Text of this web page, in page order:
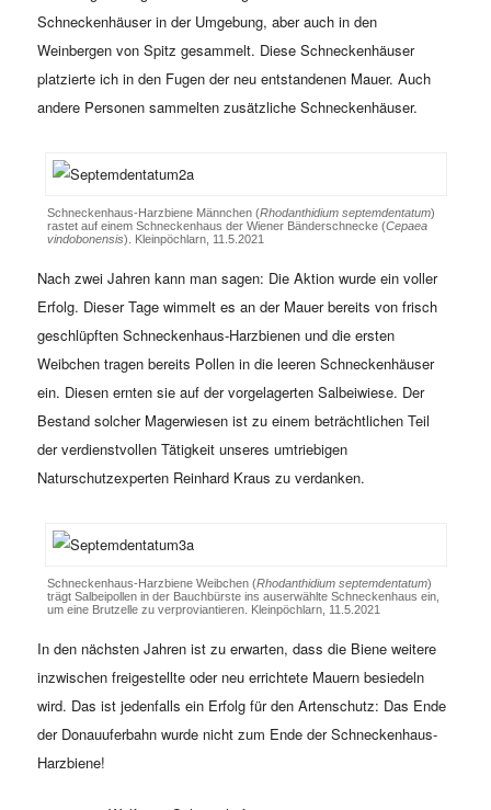
Schneckenhäuser in der Umgebung, aber auch in den
Weinbergen von Spitz gesammelt. Diese Schneckenhäuser
platzierte ich in den Fugen der neu entstandenen Mauer. Auch
andere Personen sammelten zusätzliche Schneckenhäuser.
Schneckenhaus-Harzbiene Männchen (Rhodanthidium septemdentatum)
rastet auf einem Schneckenhaus der Wiener Bänderschnecke (Cepaea
vindobonensis). Kleinpöchlarn, 11.5.2021
Nach zwei Jahren kann man sagen: Die Aktion wurde ein voller
Erfolg. Dieser Tage wimmelt es an der Mauer bereits von frisch
geschlüpften Schneckenhaus-Harzbienen und die ersten
Weibchen tragen bereits Pollen in die leeren Schneckenhäuser
ein. Diesen ernten sie auf der vorgelagerten Salbeiwiese. Der
Bestand solcher Magerwiesen ist zu einem beträchtlichen Teil
der verdienstvollen Tätigkeit unseres umtriebigen
Naturschutzexperten Reinhard Kraus zu verdanken.
Schneckenhaus-Harzbiene Weibchen (Rhodanthidium septemdentatum)
trägt Salbeipollen in der Bauchbürste ins auserwählte Schneckenhaus ein,
um eine Brutzelle zu verproviantieren. Kleinpöchlarn, 11.5.2021
In den nächsten Jahren ist zu erwarten, dass die Biene weitere
inzwischen freigestellte oder neu errichtete Mauern besiedeln
wird. Das ist jedenfalls ein Erfolg für den Artenschutz: Das Ende
der Donauuferbahn wurde nicht zum Ende der Schneckenhaus-
Harzbiene!